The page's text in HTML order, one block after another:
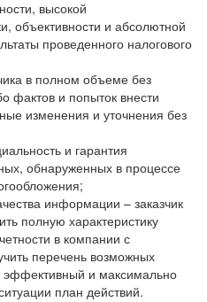
высокой
объективности и абсолютной
проведенного налогового
в полном объеме без
фактов и попыток внести
изменения и уточнения без
и гарантия
обнаруженных в процессе
информации – заказчик
полную характеристику
в компании с
перечень возможных
эффективный и максимально
план действий.